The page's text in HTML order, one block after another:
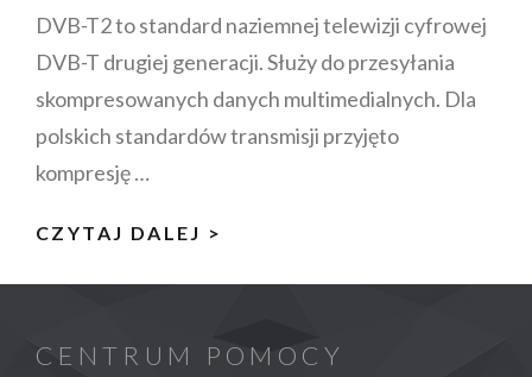
DVB-T2 to standard naziemnej telewizji cyfrowej
DVB-T drugiej generacji. Służy do przesyłania
skompresowanych danych multimedialnych. Dla
polskich standardów transmisji przyjęto
kompresję …
CZYTAJ DALEJ >
T2/HEVC?
CENTRUM POMOCY